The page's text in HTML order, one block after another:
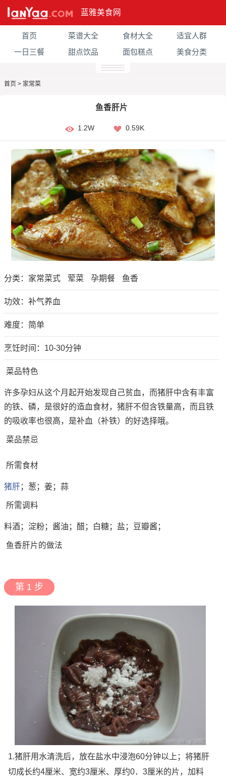
蓝雅美食网
首页 菜谱大全 食材大全
适宜人群
一日三餐
甜点饮品 面包糕点 美食分类
首页 > 家常菜
鱼香肝片
1.2W 0.59K
分类： 家常菜式 荤菜 孕期餐 鱼香
功效：补气养血
难度：简单
烹饪时间：10-30分钟
菜品特色
许多孕妇从这个月起开始发现自己贫血，而猪肝中含有丰富
的铁、磷，是很好的造血食材，猪肝不但含铁量高，而且铁
的吸收率也很高，是补血（补铁）的好选择哦。
菜品禁忌
所需食材
猪肝；葱；姜；蒜
所需调料
料酒；淀粉；酱油；醋；白糖；盐；豆瓣酱；
鱼香肝片的做法
第 1 步
1.猪肝用水清洗后，放在盐水中浸泡60分钟以上；将猪肝
切成长约4厘米、宽约3厘米、厚约0．3厘米的片，加料